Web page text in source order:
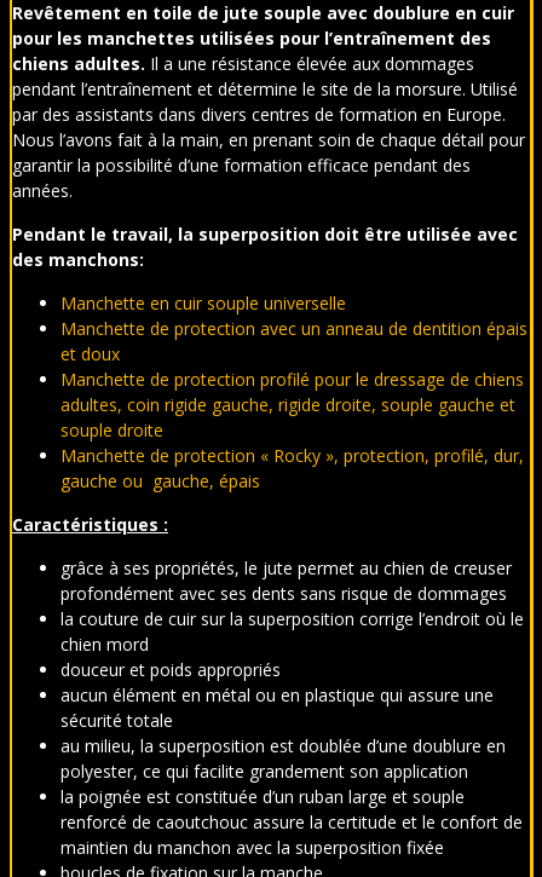
Revêtement en toile de jute souple avec doublure en cuir
pour les manchettes utilisées pour l’entraînement des
chiens adultes. Il a une résistance élevée aux dommages
pendant l’entraînement et détermine le site de la morsure. Utilisé
par des assistants dans divers centres de formation en Europe.
Nous l’avons fait à la main, en prenant soin de chaque détail pour
garantir la possibilité d’une formation efficace pendant des
années.
Pendant le travail, la superposition doit être utilisée avec
des manchons:
Manchette en cuir souple universelle
Manchette de protection avec un anneau de dentition épais
et doux
Manchette de protection profilé pour le dressage de chiens
adultes, coin rigide gauche, rigide droite, souple gauche et
souple droite
Manchette de protection « Rocky », protection, profilé, dur,
gauche ou gauche, épais
Caractéristiques :
grâce à ses propriétés, le jute permet au chien de creuser
profondément avec ses dents sans risque de dommages
la couture de cuir sur la superposition corrige l’endroit où le
chien mord
douceur et poids appropriés
aucun élément en métal ou en plastique qui assure une
sécurité totale
au milieu, la superposition est doublée d’une doublure en
polyester, ce qui facilite grandement son application
la poignée est constituée d’un ruban large et souple
renforcé de caoutchouc assure la certitude et le confort de
maintien du manchon avec la superposition fixée